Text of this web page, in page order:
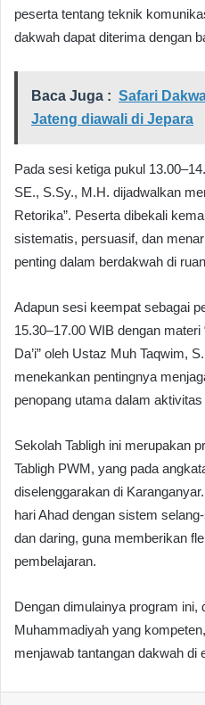
peserta tentang teknik
dakwah dapat diterima dengan
Baca Juga : Safari
Jateng diawali di Jepara
Pada sesi ketiga pukul
SE., S.Sy., M.H. dijadwalkan
Retorika”. Peserta dibekali
sistematis, persuasif, dan
penting dalam berdakwah di
Adapun sesi keempat sebagai
15.30–17.00 WIB dengan
Da’i” oleh Ustaz Muh Taqwim,
menekankan pentingnya
penopang utama dalam
Sekolah Tabligh ini merupakan
Tabligh PWM, yang pada
diselenggarakan di
hari Ahad dengan sistem
dan daring, guna memberikan
pembelajaran.
Dengan dimulainya program ini,
Muhammadiyah yang
menjawab tantangan dakwah di